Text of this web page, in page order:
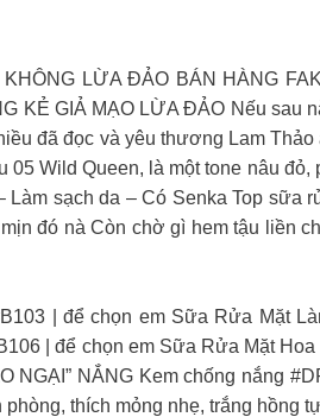
LỪA ĐẢO BÁN HÀNG
KẺ GIẢ MẠO LỪA ĐẢO Nếu sau
đã đọc và yêu thương Lam Thảo
Wild Queen, là một tone nâu đỏ,
sạch da – Có Senka Top sữa
đó nà Còn chờ gì hem tậu liền
| để chọn em Sữa Rửa Mặt
| để chọn em Sữa Rửa Mặt
NẮNG Kem chống nắng
thích mỏng nhẹ, trắng hồng